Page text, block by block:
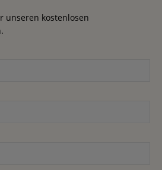
unseren kostenlosen